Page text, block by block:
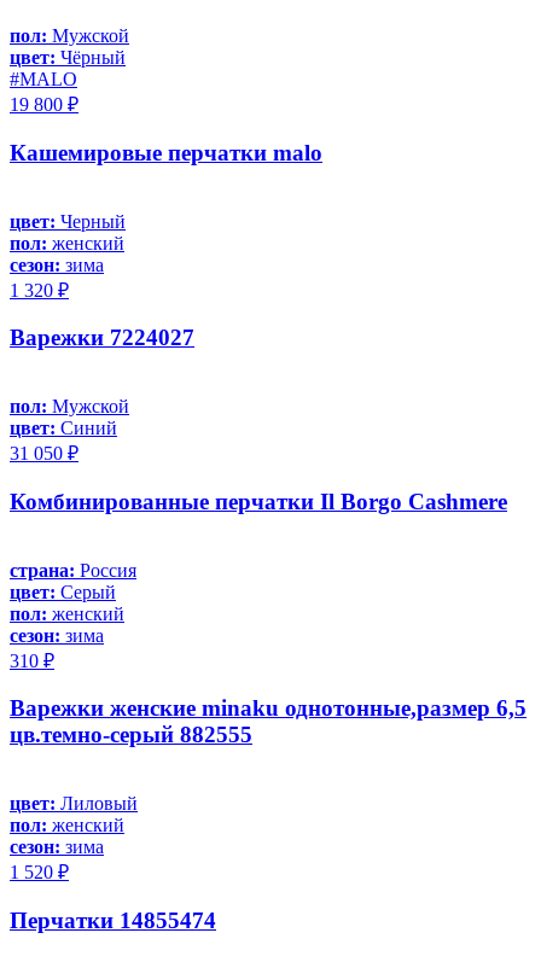
пол: Мужской
цвет: Чёрный
#MALO
19 800 ₽
Кашемировые перчатки malo
цвет: Черный
пол: женский
сезон: зима
1 320 ₽
Варежки 7224027
пол: Мужской
цвет: Синий
31 050 ₽
Комбинированные перчатки Il Borgo Cashmere
страна: Россия
цвет: Серый
пол: женский
сезон: зима
310 ₽
Варежки женские minaku однотонные,размер 6,5
цв.темно-серый 882555
цвет: Лиловый
пол: женский
сезон: зима
1 520 ₽
Перчатки 14855474